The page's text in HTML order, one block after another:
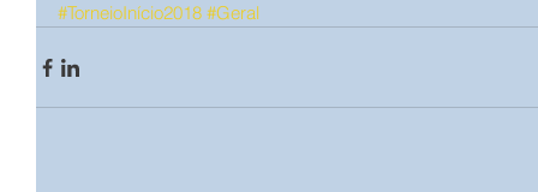
#TorneioInício2018 #Geral